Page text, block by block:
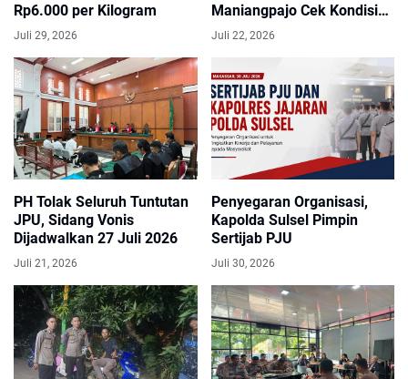
Rp6.000 per Kilogram
Juli 29, 2026
Maniangpajo Cek Kondisi
Bendungan Kalola dan
Koordinasi dengan Petugas
Juli 22, 2026
PH Tolak Seluruh Tuntutan
JPU, Sidang Vonis
Dijadwalkan 27 Juli 2026
Juli 21, 2026
Penyegaran Organisasi,
Kapolda Sulsel Pimpin
Sertijab PJU
Juli 30, 2026